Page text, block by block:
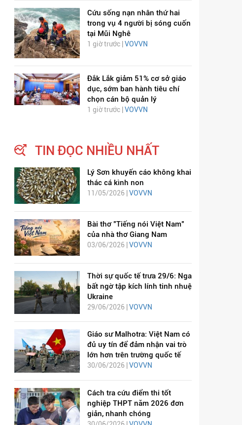
Cứu sống nạn nhân thứ hai
trong vụ 4 người bị sóng cuốn
tại Mũi Nghê
1 giờ trước | VOVVN
Đắk Lắk giảm 51% cơ sở giáo
dục, sớm ban hành tiêu chí
chọn cán bộ quản lý
1 giờ trước | VOVVN
TIN ĐỌC NHIỀU NHẤT
Lý Sơn khuyến cáo không khai
thác cá kình non
11/05/2026 | VOVVN
Bài thơ "Tiếng nói Việt Nam"
của nhà thơ Giang Nam
03/06/2026 | VOVVN
Thời sự quốc tế trưa 29/6: Nga
bất ngờ tập kích lính tinh nhuệ
Ukraine
29/06/2026 | VOVVN
Giáo sư Malhotra: Việt Nam có
đủ uy tín để đảm nhận vai trò
lớn hơn trên trường quốc tế
30/06/2026 | VOVVN
Cách tra cứu điểm thi tốt
nghiệp THPT năm 2026 đơn
giản, nhanh chóng